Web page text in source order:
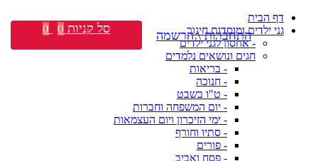
דף הבית
גני ילדים ומוסדות חינוך
- אחסון לגני ילדים
חגים ונושאים נלמדים
- בריאות
- חנוכה
- ט"ו בשבט
- יום המשפחה וחברות
- ימי הזיכרון ויום העצמאות
- סתיו וחורף
- פורים
- פסח ואביב
התחברות \ הרשמה סל קניות 0
0